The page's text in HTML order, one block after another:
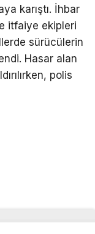
karıştı. İhbar
itfaiye ekipleri
sürücülerin
Hasar alan
polis